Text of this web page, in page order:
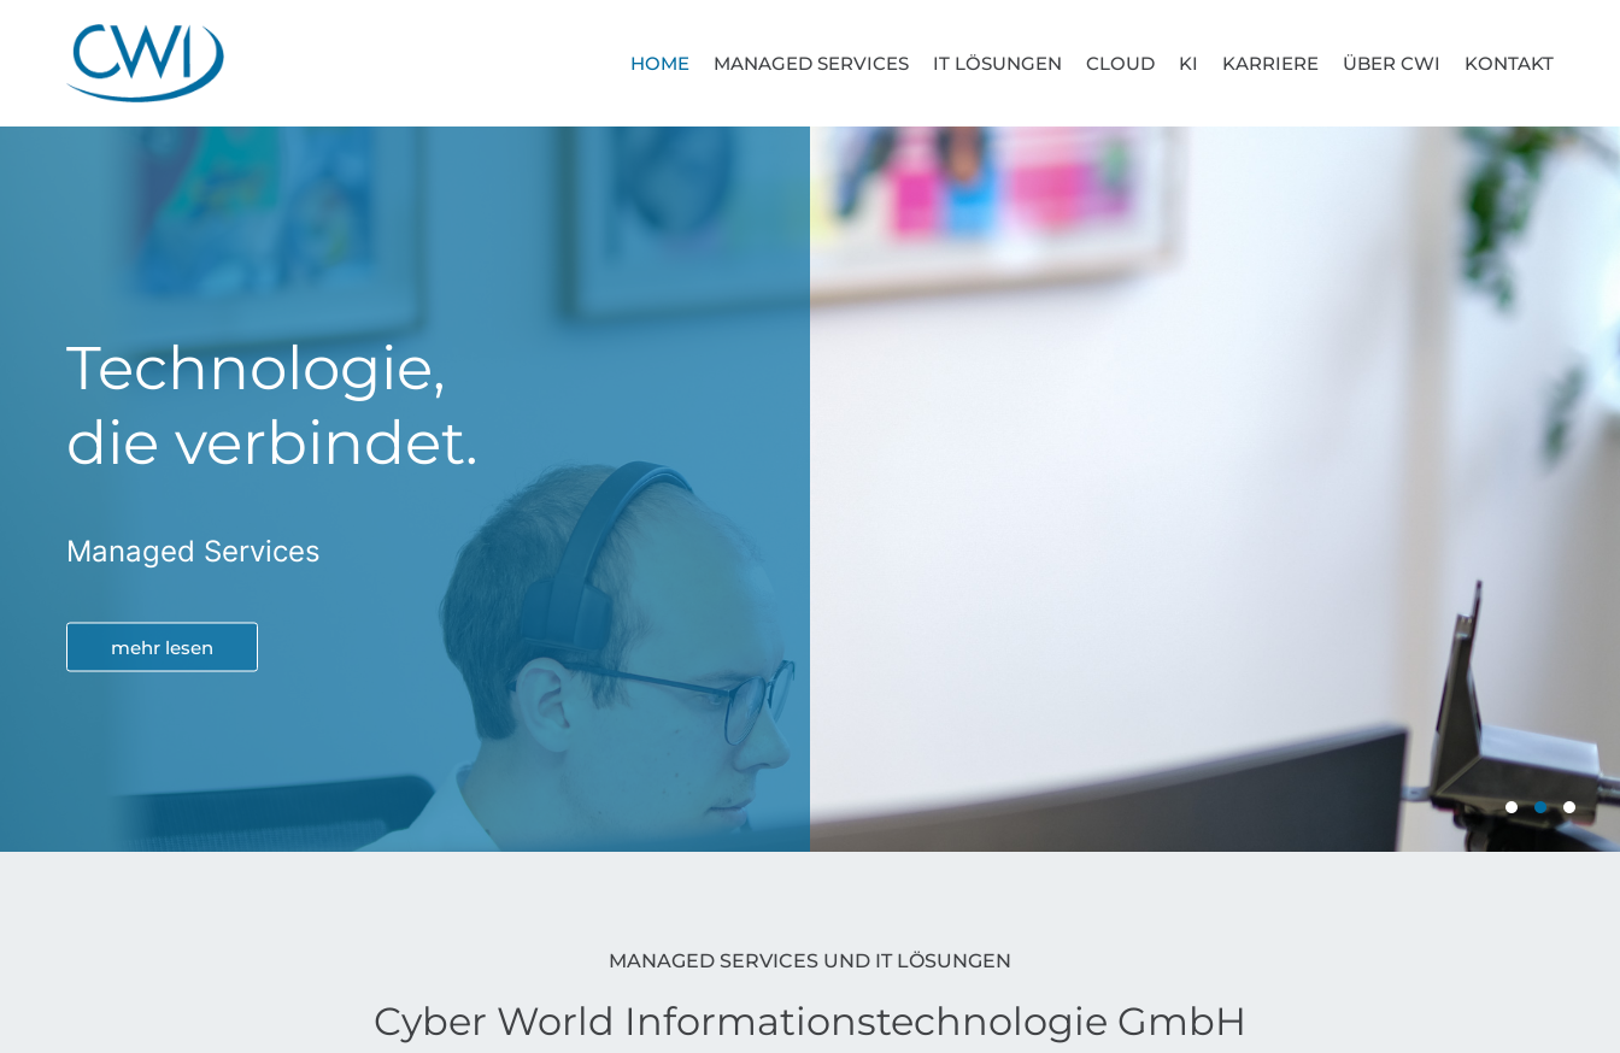
HOME MANAGED SERVICES IT LÖSUNGEN CLOUD KI KARRIERE ÜBER CWI KONTAKT
Technologie,
die verbindet.
Managed Services
mehr lesen
Ihr IT-Erfolg,
unsere Mission.
IT-Lösungen
mehr erfahren
MANAGED SERVICES UND IT LÖSUNGEN
Cyber World Informations­technologie GmbH